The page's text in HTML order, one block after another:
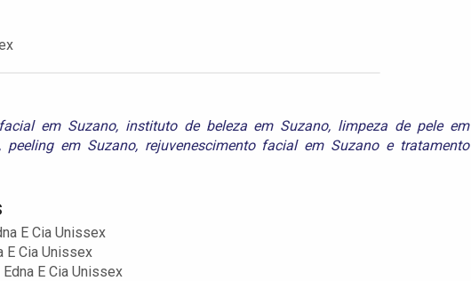
em Suzano, instituto de beleza em Suzano, limpeza de pele em
peeling em Suzano, rejuvenescimento facial em Suzanoe tratamento
E Cia Unissex
E Cia Unissex
E Cia Unissex